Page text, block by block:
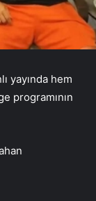
yayında hem
programının